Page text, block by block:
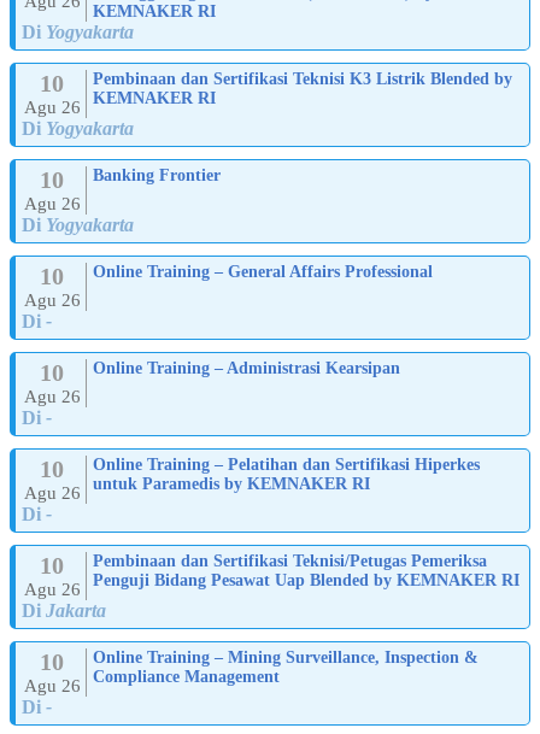
KEMNAKER RI
Di Yogyakarta
10
Agu 26
Pembinaan dan Sertifikasi Teknisi K3 Listrik Blended by
KEMNAKER RI
Di Yogyakarta
10
Agu 26
Banking Frontier
Di Yogyakarta
10
Agu 26
Online Training – General Affairs Professional
Di -
10
Agu 26
Online Training – Administrasi Kearsipan
Di -
10
Agu 26
Online Training – Pelatihan dan Sertifikasi Hiperkes
untuk Paramedis by KEMNAKER RI
Di -
10
Agu 26
Pembinaan dan Sertifikasi Teknisi/Petugas Pemeriksa
Penguji Bidang Pesawat Uap Blended by KEMNAKER RI
Di Jakarta
10
Agu 26
Online Training – Mining Surveillance, Inspection &
Compliance Management
Di -